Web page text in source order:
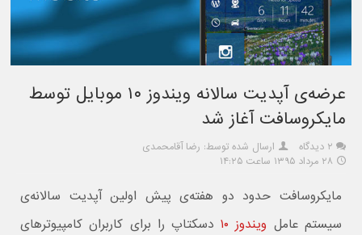
عرضه‌ی آپدیت سالانه ویندوز ۱۰ موبایل توسط
مایکروسافت آغاز شد
۲ دیدگاه
ارسال شده توسط: رضا آقامحمدی
۲۸ مرداد ۱۳۹۵ ساعت ۱۴:۲۵
مایکروسافت حدود دو هفته‌ی پیش اولین آپدیت سالانه‌ی
سیستم عامل ویندوز ۱۰
دسکتاپ را برای کاربران کامپیوترهای